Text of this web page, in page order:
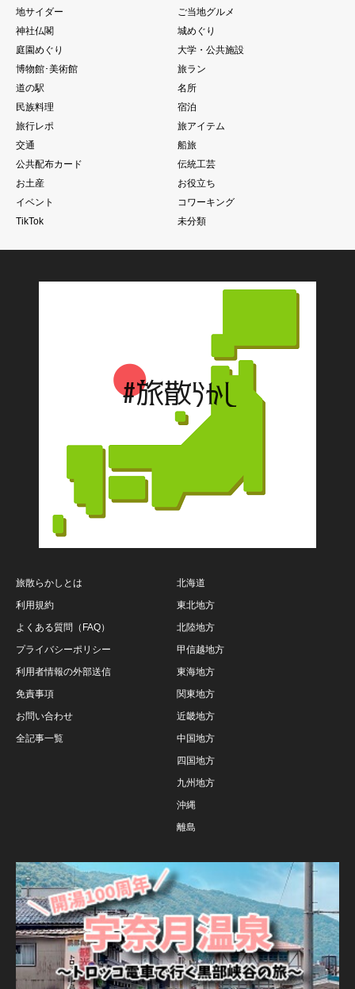
地サイダー
ご当地グルメ
神社仏閣
城めぐり
庭園めぐり
大学・公共施設
博物館･美術館
旅ラン
道の駅
名所
民族料理
宿泊
旅行レポ
旅アイテム
交通
船旅
公共配布カード
伝統工芸
お土産
お役立ち
イベント
コワーキング
TikTok
未分類
旅散らかしとは
利用規約
よくある質問（FAQ）
プライバシーポリシー
利用者情報の外部送信
免責事項
お問い合わせ
全記事一覧
北海道
東北地方
北陸地方
甲信越地方
東海地方
関東地方
近畿地方
中国地方
四国地方
九州地方
沖縄
離島